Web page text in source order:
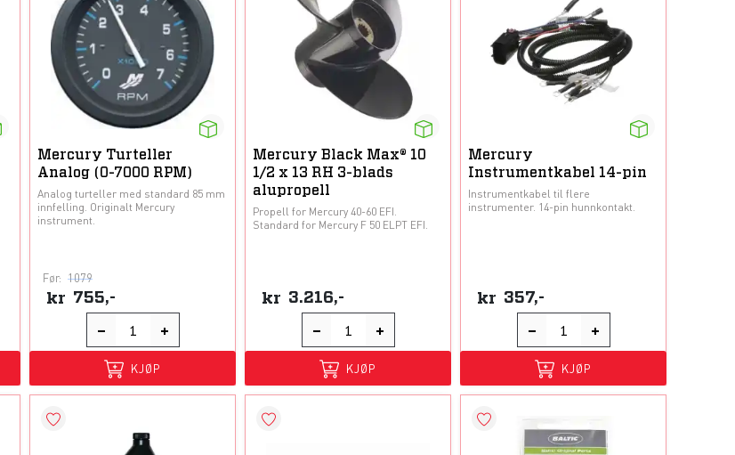
Mercury Turteller
Analog (0-7000 RPM)
Analog turteller med standard 85 mm
innfelling. Originalt Mercury
instrument.
Før: 1079
kr 755,-
KJØP
Mercury Black Max® 10
1/2 x 13 RH 3-blads
alupropell
Propell for Mercury 40-60 EFI.
Standard for Mercury F 50 ELPT EFI.
kr 3.216,-
KJØP
Mercury
Instrumentkabel 14-pin
Instrumentkabel til flere
instrumenter. 14-pin hunnkontakt.
kr 357,-
KJØP